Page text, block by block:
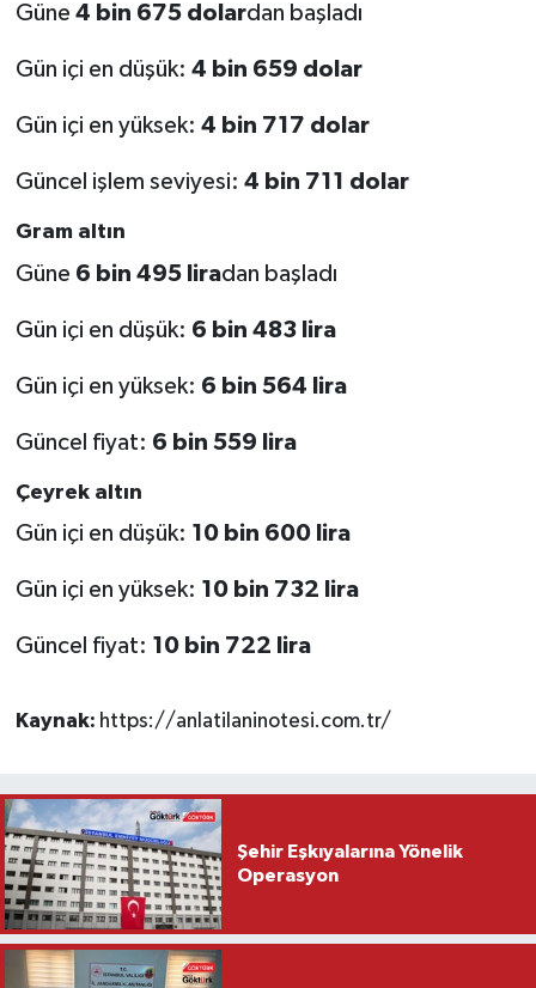
Güne 4 bin 675 dolardan başladı
Gün içi en düşük: 4 bin 659 dolar
Gün içi en yüksek: 4 bin 717 dolar
Güncel işlem seviyesi: 4 bin 711 dolar
Gram altın
Güne 6 bin 495 liradan başladı
Gün içi en düşük: 6 bin 483 lira
Gün içi en yüksek: 6 bin 564 lira
Güncel fiyat: 6 bin 559 lira
Çeyrek altın
Gün içi en düşük: 10 bin 600 lira
Gün içi en yüksek: 10 bin 732 lira
Güncel fiyat: 10 bin 722 lira
Kaynak: https://anlatilaninotesi.com.tr/
Şehir Eşkıyalarına Yönelik
Operasyon